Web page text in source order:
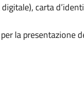
carta
la presentazione